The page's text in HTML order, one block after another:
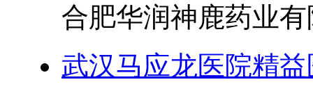
合肥华润神鹿药业
武汉马应龙医院精